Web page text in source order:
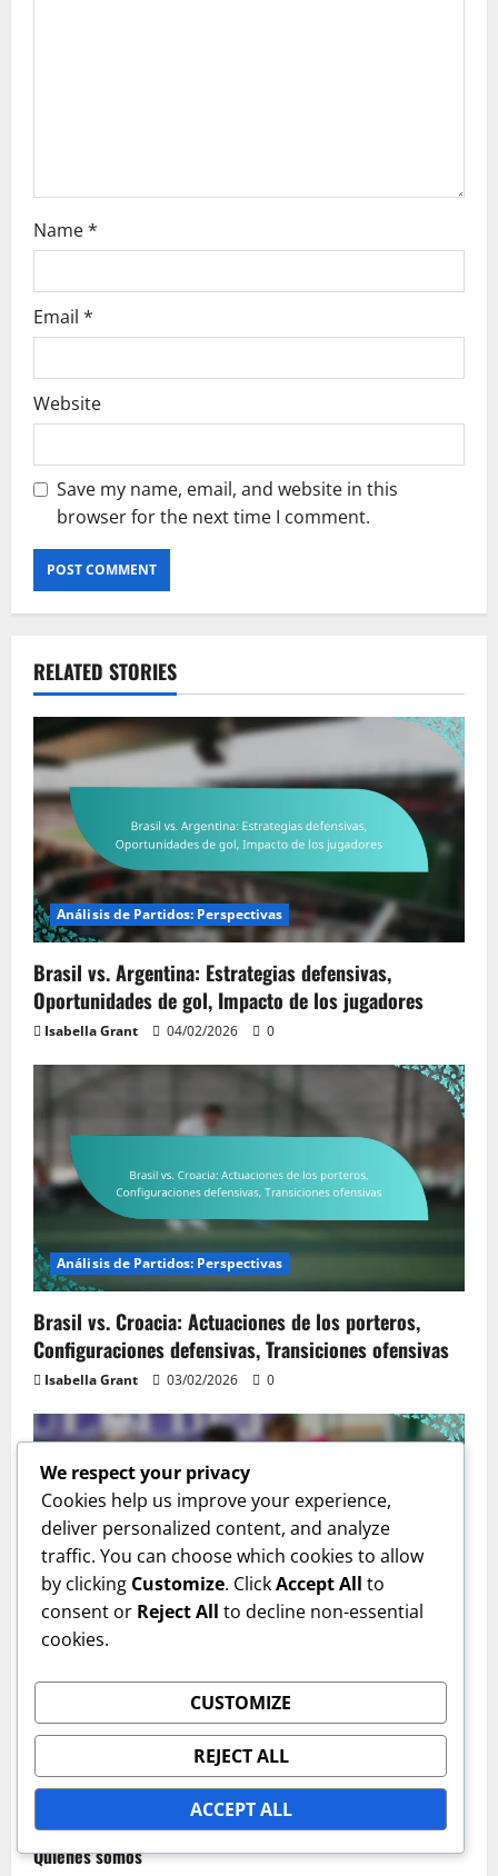
Name*
Email *
Website
Save my name, email, and website in this
browser for the next time I comment.
RELATED STORIES
Análisis de Partidos: Perspectivas
Brasil vs. Argentina: Estrategias defensivas,
Oportunidades de gol, Impacto de los jugadores
Isabella Grant 04/02/2026 0
Análisis de Partidos: Perspectivas
Brasil vs. Croacia: Actuaciones de los porteros,
Configuraciones defensivas, Transiciones ofensivas
Isabella Grant 03/02/2026 0
Análisis de Partidos: Perspectivas
tácticas de presión, análisis de goles
Isabella Grant 30/01/2026 0
ENLACES
Quiénes somos
We respect your privacy
Cookies help us improve your experience,
deliver personalized content, and analyze
traffic. You can choose which cookies to allow
by clicking Customize. ClickAccept All to
consent or Reject All to decline non-essential
cookies.
CUSTOMIZE
REJECT ALL
ACCEPT ALL